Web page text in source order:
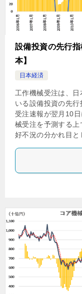
設備投資の先行
本】
日本経済
工作機械受注は、
いる設備投資の先行
受注速報が翌月10
械受注を予測する
好不況の分かれ目と